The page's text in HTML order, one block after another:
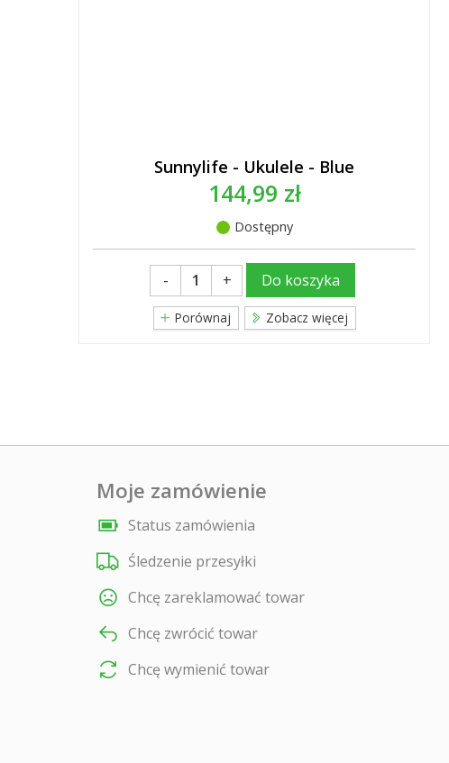
Sunnylife - Ukulele - Blue
144,99 zł
Dostępny
- + Do koszyka
Porównaj Zobacz więcej
Moje zamówienie
Status zamówienia
Śledzenie przesyłki
Chcę zareklamować towar
Chcę zwrócić towar
Chcę wymienić towar